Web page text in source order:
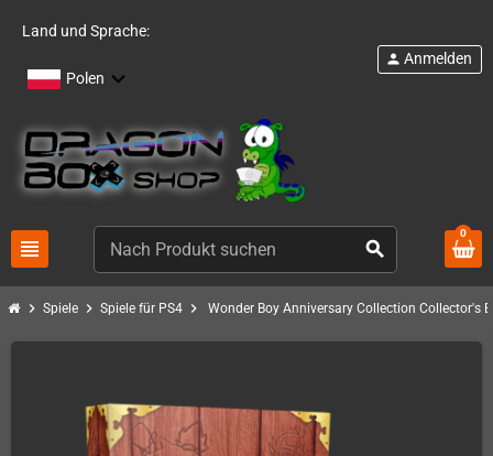
Land und Sprache:
Polen
view_headline search
person Anmelden
0
chevron_right Spiele chevron_right Spiele für PS4 chevron_right Wonder Boy Anniversary Collection Collector's